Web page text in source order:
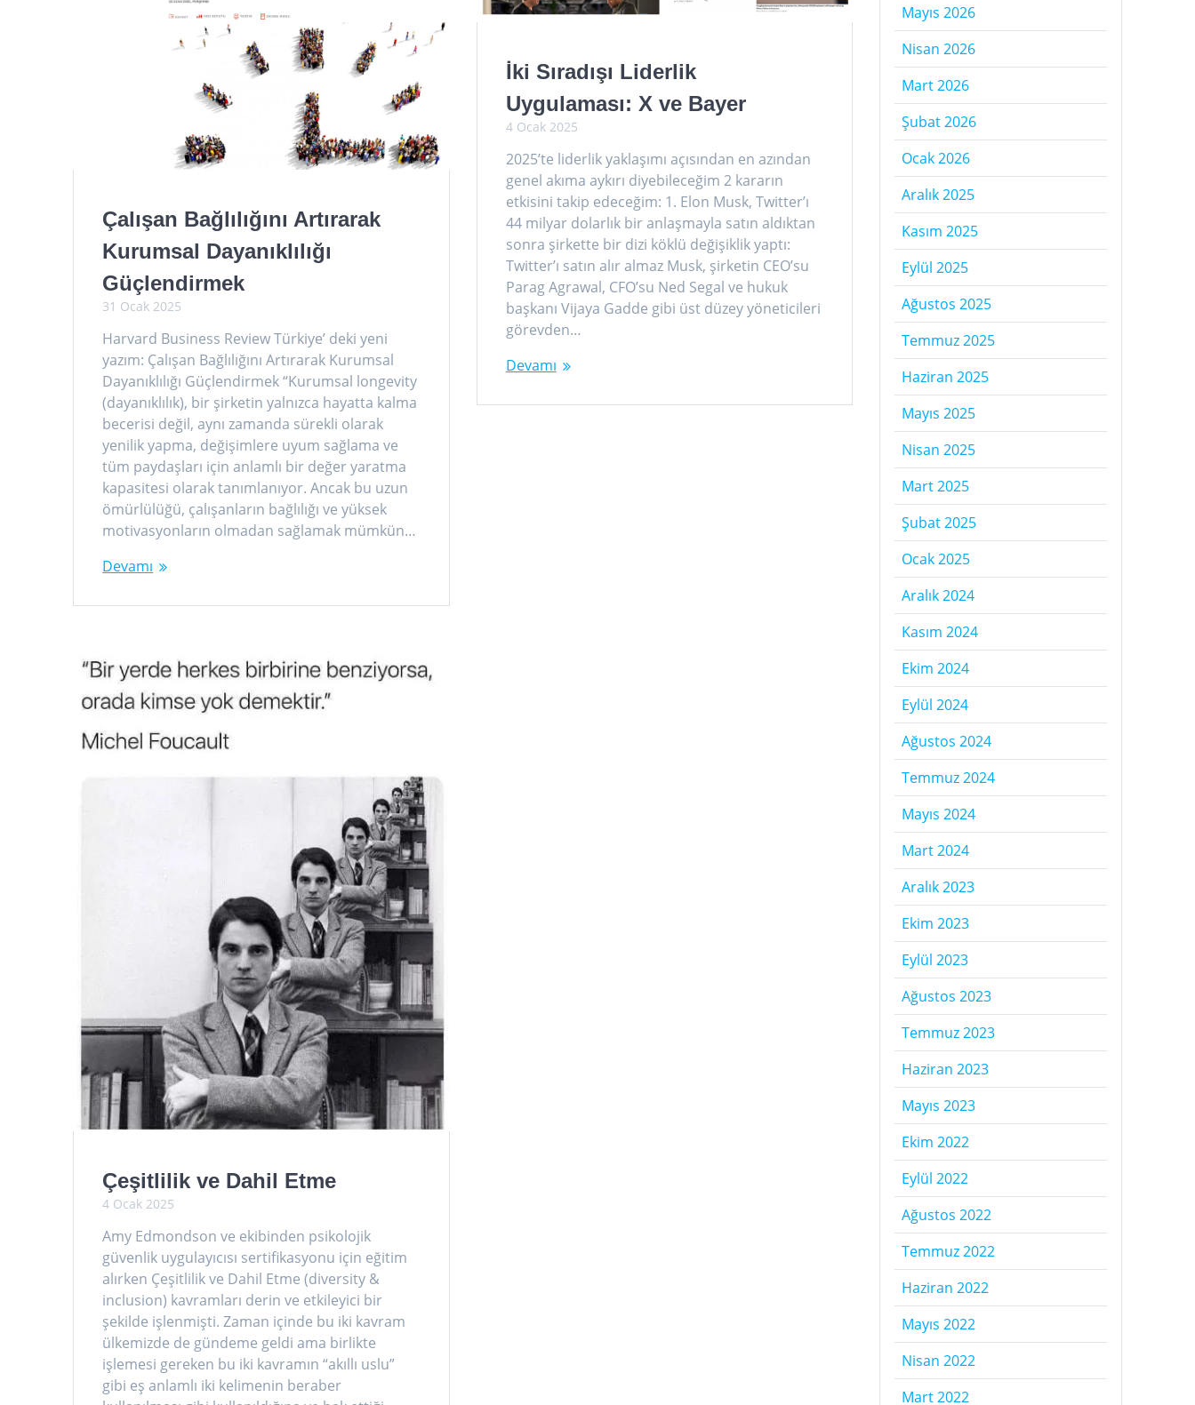
Çalışan Bağlılığını Artırarak
Kurumsal Dayanıklılığı
Güçlendirmek
31 Ocak 2025
Harvard Business Review Türkiye’ deki yeni
yazım: Çalışan Bağlılığını Artırarak Kurumsal
Dayanıklılığı Güçlendirmek “Kurumsal longevity
(dayanıklılık), bir şirketin yalnızca hayatta kalma
becerisi değil, aynı zamanda sürekli olarak
yenilik yapma, değişimlere uyum sağlama ve
tüm paydaşları için anlamlı bir değer yaratma
kapasitesi olarak tanımlanıyor. Ancak bu uzun
ömürlülüğü, çalışanların bağlılığı ve yüksek
motivasyonların olmadan sağlamak mümkün…
Devamı
İki Sıradışı Liderlik
Uygulaması: X ve Bayer
4 Ocak 2025
2025’te liderlik yaklaşımı açısından en azından
genel akıma aykırı diyebileceğim 2 kararın
etkisini takip edeceğim: 1. Elon Musk, Twitter’ı
44 milyar dolarlık bir anlaşmayla satın aldıktan
sonra şirkette bir dizi köklü değişiklik yaptı:
Twitter’ı satın alır almaz Musk, şirketin CEO’su
Parag Agrawal, CFO’su Ned Segal ve hukuk
başkanı Vijaya Gadde gibi üst düzey yöneticileri
görevden…
Devamı
Çeşitlilik ve Dahil Etme
4 Ocak 2025
Amy Edmondson ve ekibinden psikolojik
güvenlik uygulayıcısı sertifikasyonu için eğitim
alırken Çeşitlilik ve Dahil Etme (diversity &
inclusion) kavramları derin ve etkileyici bir
şekilde işlenmişti. Zaman içinde bu iki kavram
ülkemizde de gündeme geldi ama birlikte
işlemesi gereken bu iki kavramın “akıllı uslu”
gibi eş anlamlı iki kelimenin beraber
Mayıs 2026
Nisan 2026
Mart 2026
Şubat 2026
Ocak 2026
Aralık 2025
Kasım 2025
Eylül 2025
Ağustos 2025
Temmuz 2025
Haziran 2025
Mayıs 2025
Nisan 2025
Mart 2025
Şubat 2025
Ocak 2025
Aralık 2024
Kasım 2024
Ekim 2024
Eylül 2024
Ağustos 2024
Temmuz 2024
Mayıs 2024
Mart 2024
Aralık 2023
Ekim 2023
Eylül 2023
Ağustos 2023
Temmuz 2023
Haziran 2023
Mayıs 2023
Ekim 2022
Eylül 2022
Ağustos 2022
Temmuz 2022
Haziran 2022
Mayıs 2022
Nisan 2022
Mart 2022